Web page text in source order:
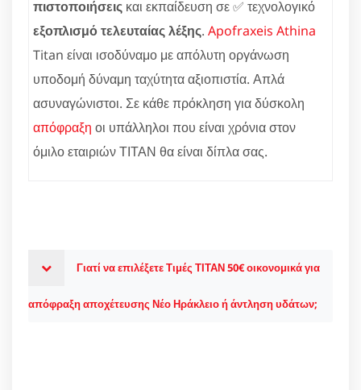
πιστοποιήσεις και εκπαίδευση σε ✅ τεχνολογικό
εξοπλισμό τελευταίας λέξης. Apofraxeis Athina
Titan είναι ισοδύναμο με απόλυτη οργάνωση
υποδομή δύναμη ταχύτητα αξιοπιστία. Απλά
ασυναγώνιστοι. Σε κάθε πρόκληση για δύσκολη
απόφραξη οι υπάλληλοι που είναι χρόνια στον
όμιλο εταιριών ΤΙΤΑΝ θα είναι δίπλα σας.
Γιατί να επιλέξετε Τιμές ΤΙΤΑΝ 50€ οικονομικά για
απόφραξη αποχέτευσης Νέο Ηράκλειο ή άντληση υδάτων;